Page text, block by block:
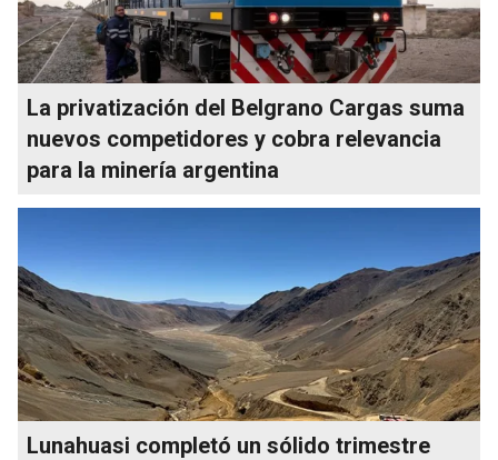
La privatización del Belgrano Cargas suma
nuevos competidores y cobra relevancia
para la minería argentina
Lunahuasi completó un sólido trimestre